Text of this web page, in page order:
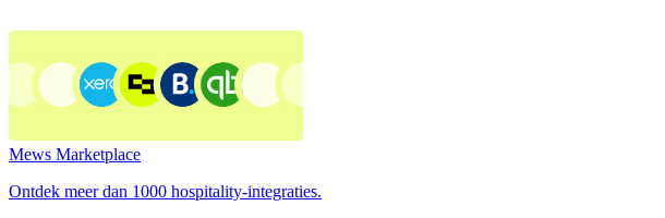
Mews Marketplace
Ontdek meer dan 1000 hospitality-integraties.